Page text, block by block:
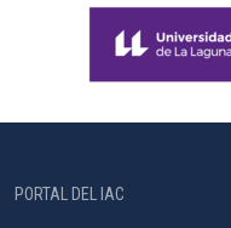
PORTAL DEL IAC